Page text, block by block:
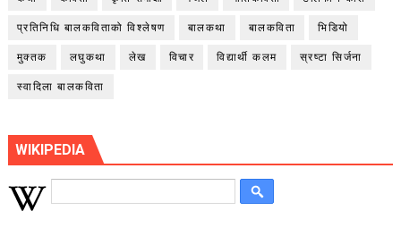
प्रतिनिधि बालकविताको विश्लेषण बालकथा बालकविता भिडियो
मुक्तक लघुकथा लेख विचार विद्यार्थी कलम स्रष्टा सिर्जना
स्वादिला बालकविता
WIKIPEDIA